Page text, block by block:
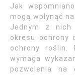
Jak
mogą wpłynąć
Jednym z nich
okresu ochrony
ochrony roślin.
wymaga
pozwolenia na